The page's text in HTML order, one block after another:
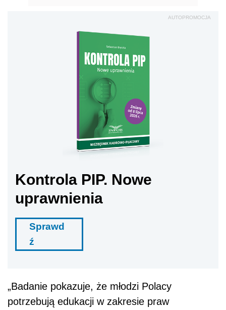
AUTOPROMOCJA
Kontrola PIP. Nowe
uprawnienia
Sprawd
ź
„Badanie pokazuje, że młodzi Polacy
potrzebują edukacji w zakresie praw